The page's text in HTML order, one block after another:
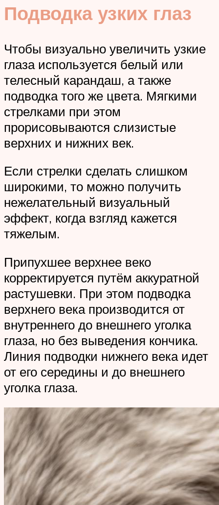
Подводка узких глаз
Чтобы визуально увеличить узкие
глаза используется белый или
телесный карандаш, а также
подводка того же цвета. Мягкими
стрелками при этом
прорисовываются слизистые
верхних и нижних век.
Если стрелки сделать слишком
широкими, то можно получить
нежелательный визуальный
эффект, когда взгляд кажется
тяжелым.
Припухшее верхнее веко
корректируется путём аккуратной
растушевки. При этом подводка
верхнего века производится от
внутреннего до внешнего уголка
глаза, но без выведения кончика.
Линия подводки нижнего века идет
от его середины и до внешнего
уголка глаза.